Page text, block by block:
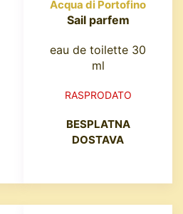
Acqua di Portofino
Sail parfem
eau de toilette 30
ml
RASPRODATO
BESPLATNA
DOSTAVA